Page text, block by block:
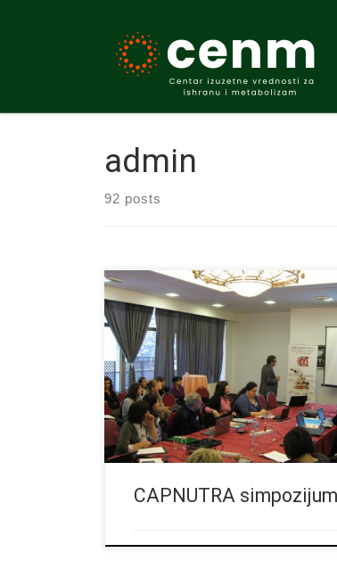
admin
92 posts
U januaru je u Beogradu održan 1.
Simpozijum. Učestvovali su predstavnici
Hercegovine, Makedonije, Hrvatske,
Slovenije, Moldavije, Kipra, Rusije,
i Srbije. CAPNUTRA simpozijum,
januar 2013. procitajte vise…
CAPNUTRA simpozijum